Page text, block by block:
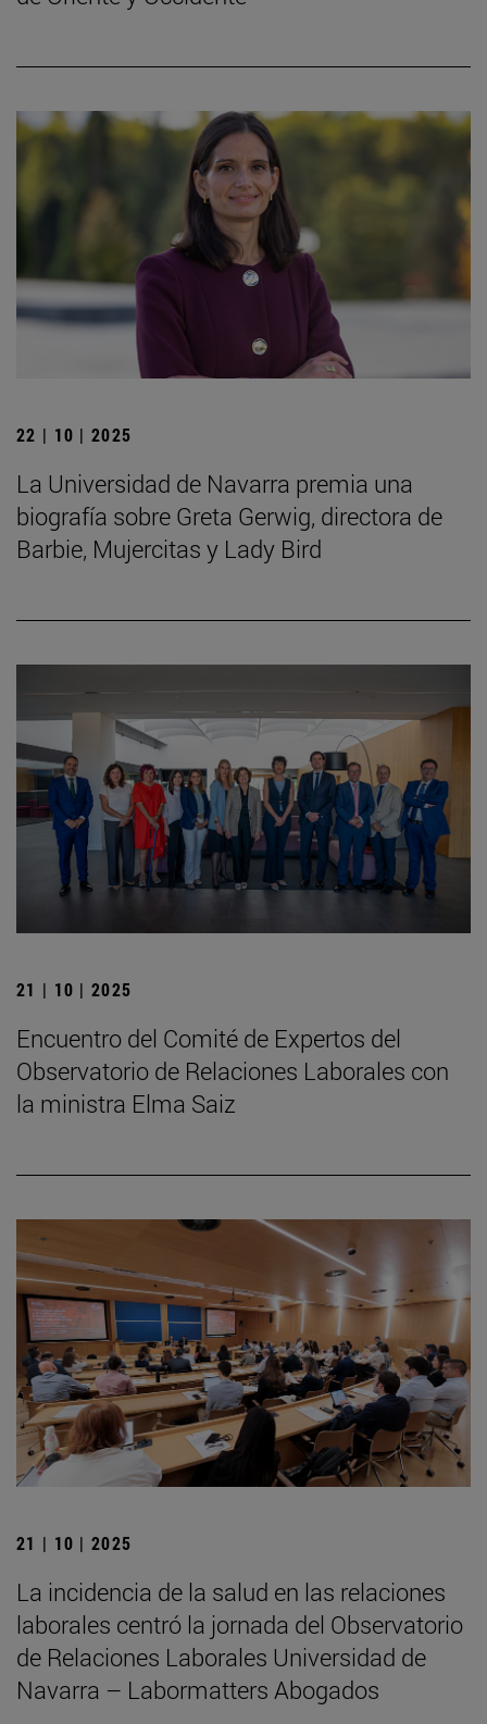
22 | 10 | 2025
La Universidad de Navarra premia una
biografía sobre Greta Gerwig, directora de
Barbie, Mujercitas y Lady Bird
21 | 10 | 2025
Encuentro del Comité de Expertos del
Observatorio de Relaciones Laborales con
la ministra Elma Saiz
21 | 10 | 2025
La incidencia de la salud en las relaciones
laborales centró la jornada del Observatorio
de Relaciones Laborales Universidad de
Navarra – Labormatters Abogados